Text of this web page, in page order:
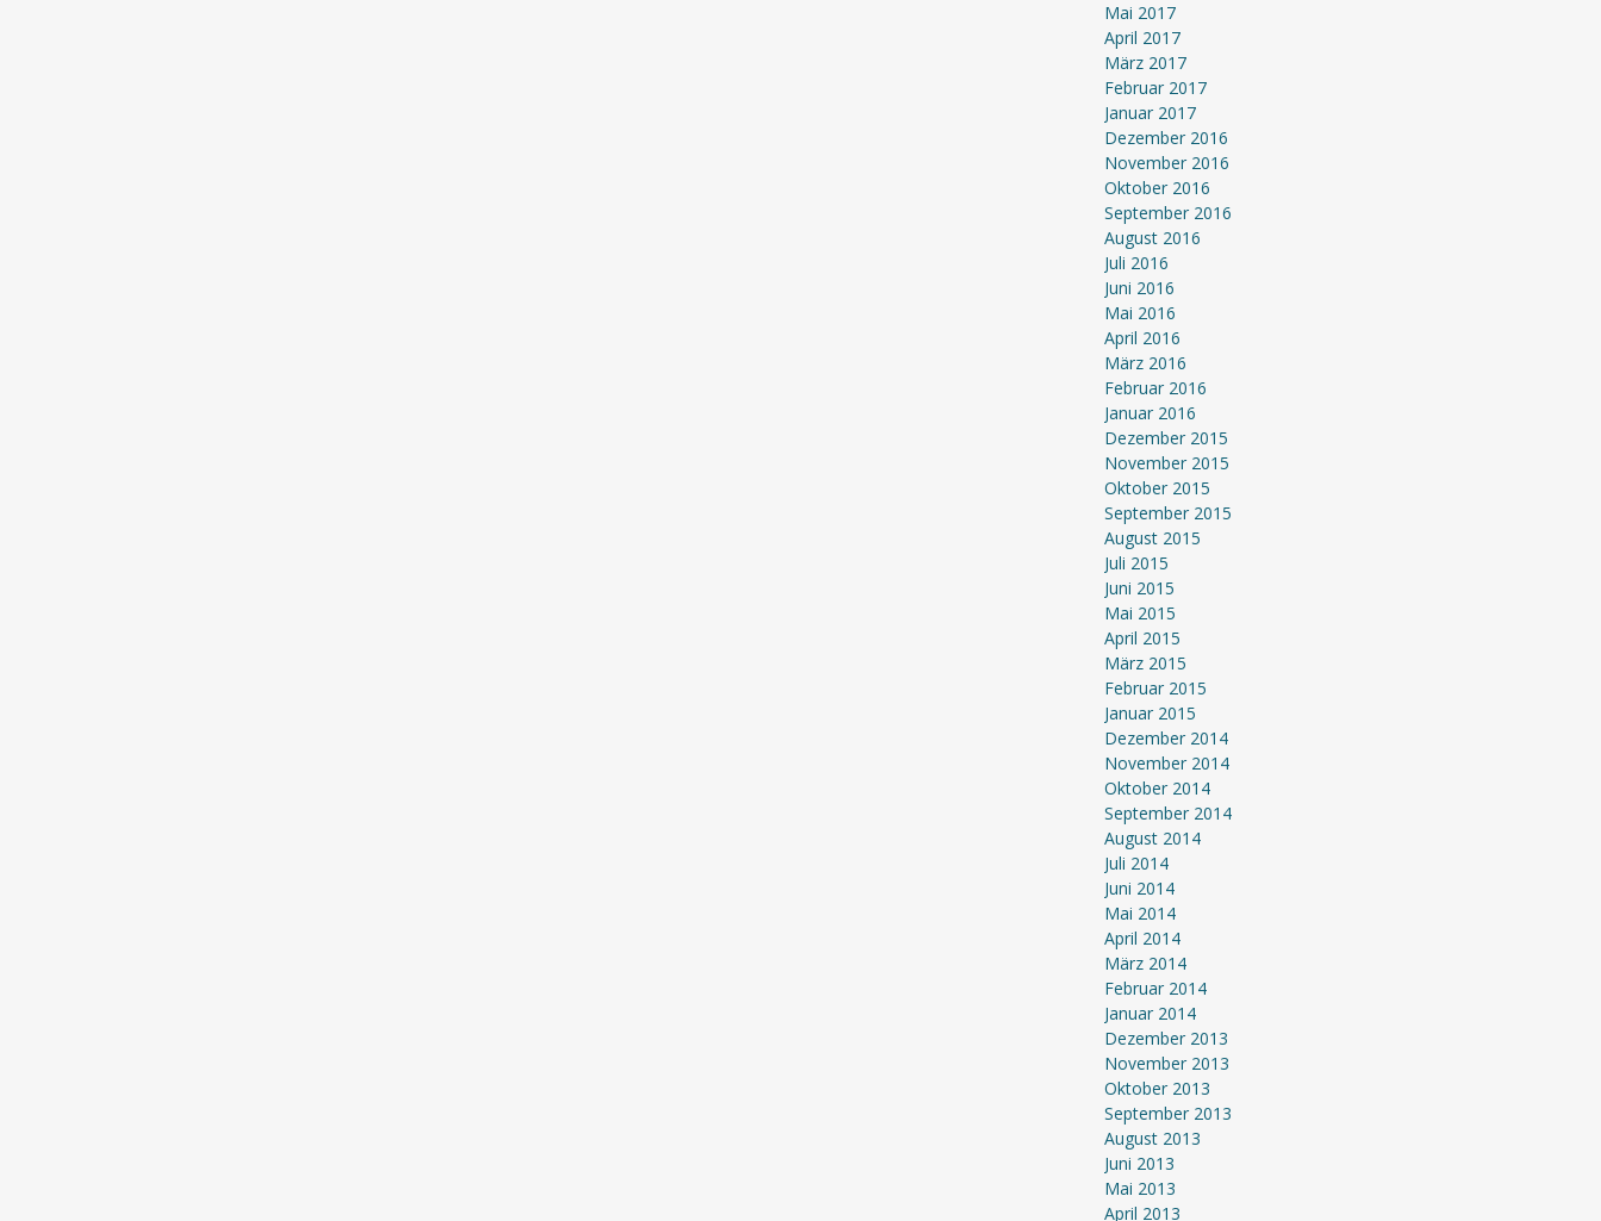
Mai 2017
April 2017
März 2017
Februar 2017
Januar 2017
Dezember 2016
November 2016
Oktober 2016
September 2016
August 2016
Juli 2016
Juni 2016
Mai 2016
April 2016
März 2016
Februar 2016
Januar 2016
Dezember 2015
November 2015
Oktober 2015
September 2015
August 2015
Juli 2015
Juni 2015
Mai 2015
April 2015
März 2015
Februar 2015
Januar 2015
Dezember 2014
November 2014
Oktober 2014
September 2014
August 2014
Juli 2014
Juni 2014
Mai 2014
April 2014
März 2014
Februar 2014
Januar 2014
Dezember 2013
November 2013
Oktober 2013
September 2013
August 2013
Juni 2013
Mai 2013
April 2013